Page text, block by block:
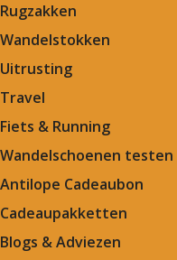
Rugzakken
Wandelstokken
Uitrusting
Travel
Fiets & Running
Wandelschoenen testen
Antilope Cadeaubon
Cadeaupakketten
Blogs & Adviezen